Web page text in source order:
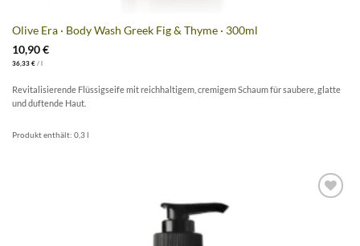
Olive Era · Body Wash Greek Fig & Thyme · 300ml
10,90€
36,33 €/ l
Revitalisierende Flüssigseife mit reichhaltigem, cremigem Schaum für saubere, glatte
und duftende Haut.
Produkt enthält: 0,3